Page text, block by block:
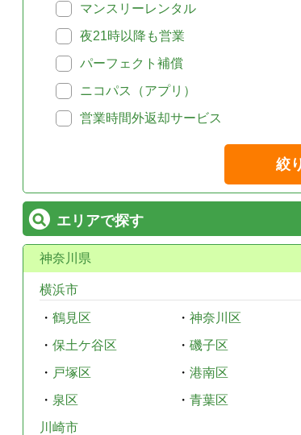
マンスリーレンタル
夜21時以降も営業
パーフェクト補償
ニコパス（アプリ）
営業時間外返却サービス
絞
エリアで探す
神奈川県
横浜市
・ 鶴見区 ・ 神奈川区
・ 保土ケ谷区 ・ 磯子区
・ 戸塚区 ・ 港南区
・ 泉区 ・ 青葉区
川崎市